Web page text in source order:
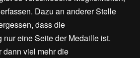
Dazu an anderer Stelle
dass die
nur eine Seite der Medaille ist.
dann viel mehr die